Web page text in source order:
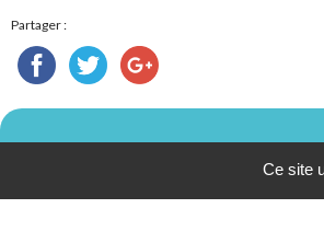
Ce site
Partager :